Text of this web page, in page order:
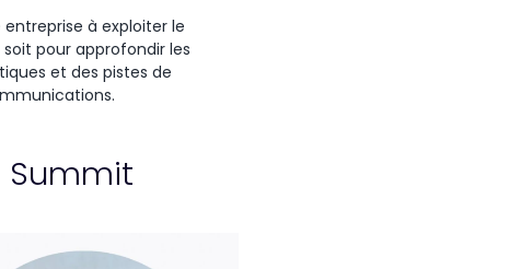
à exploiter le
pour approfondir les
et des pistes de
Summit